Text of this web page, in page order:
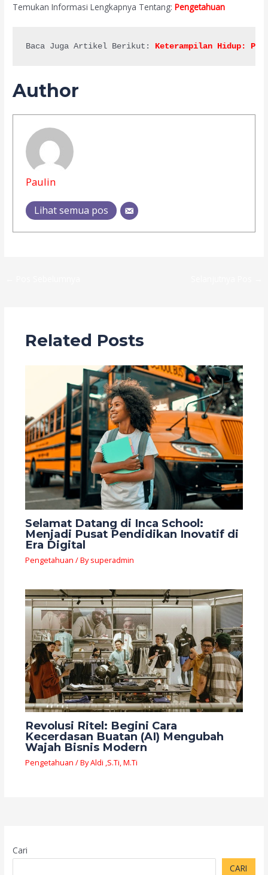
Temukan Informasi Lengkapnya Tentang:Pengetahuan
Baca Juga Artikel Berikut: Keterampilan Hidup:
Author
Paulin
Lihat semua pos
Related Posts
Selamat Datang di Inca School:
Menjadi Pusat Pendidikan Inovatif di
Era Digital
Pengetahuan / Bysuperadmin
Revolusi Ritel: Begini Cara
Kecerdasan Buatan (AI) Mengubah
Wajah Bisnis Modern
Pengetahuan / ByAldi ,S.Ti, M.Ti
Cari
CARI